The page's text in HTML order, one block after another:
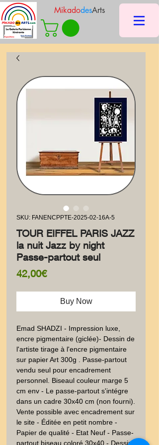
MikadodesArts
SKU: FANENCPPTE-2025-02-16A-5
TOUR EIFFEL PARIS JAZZ
la nuit Jazz by night
Passe-partout seul
42,00€Price
Buy Now
Emad SHADZI - Impression luxe,
encre pigmentaire (giclée)- Dessin de
l'artiste tirage à l'encre pigmentaire
sur papier Art 300g . Passe-partout
vendu seul pour encadrement
personnel. Biseaul couleur marge 5
cm env - Le passe-partout s'intégre
dans un cadre 30x40 cm (non fourni).
Vente possible avec encadrement sur
le site - Éditée en petit nombre -
Papier de qualité - Etat Neuf - Passe-
partout biseau coloré 30x40 - Dessin